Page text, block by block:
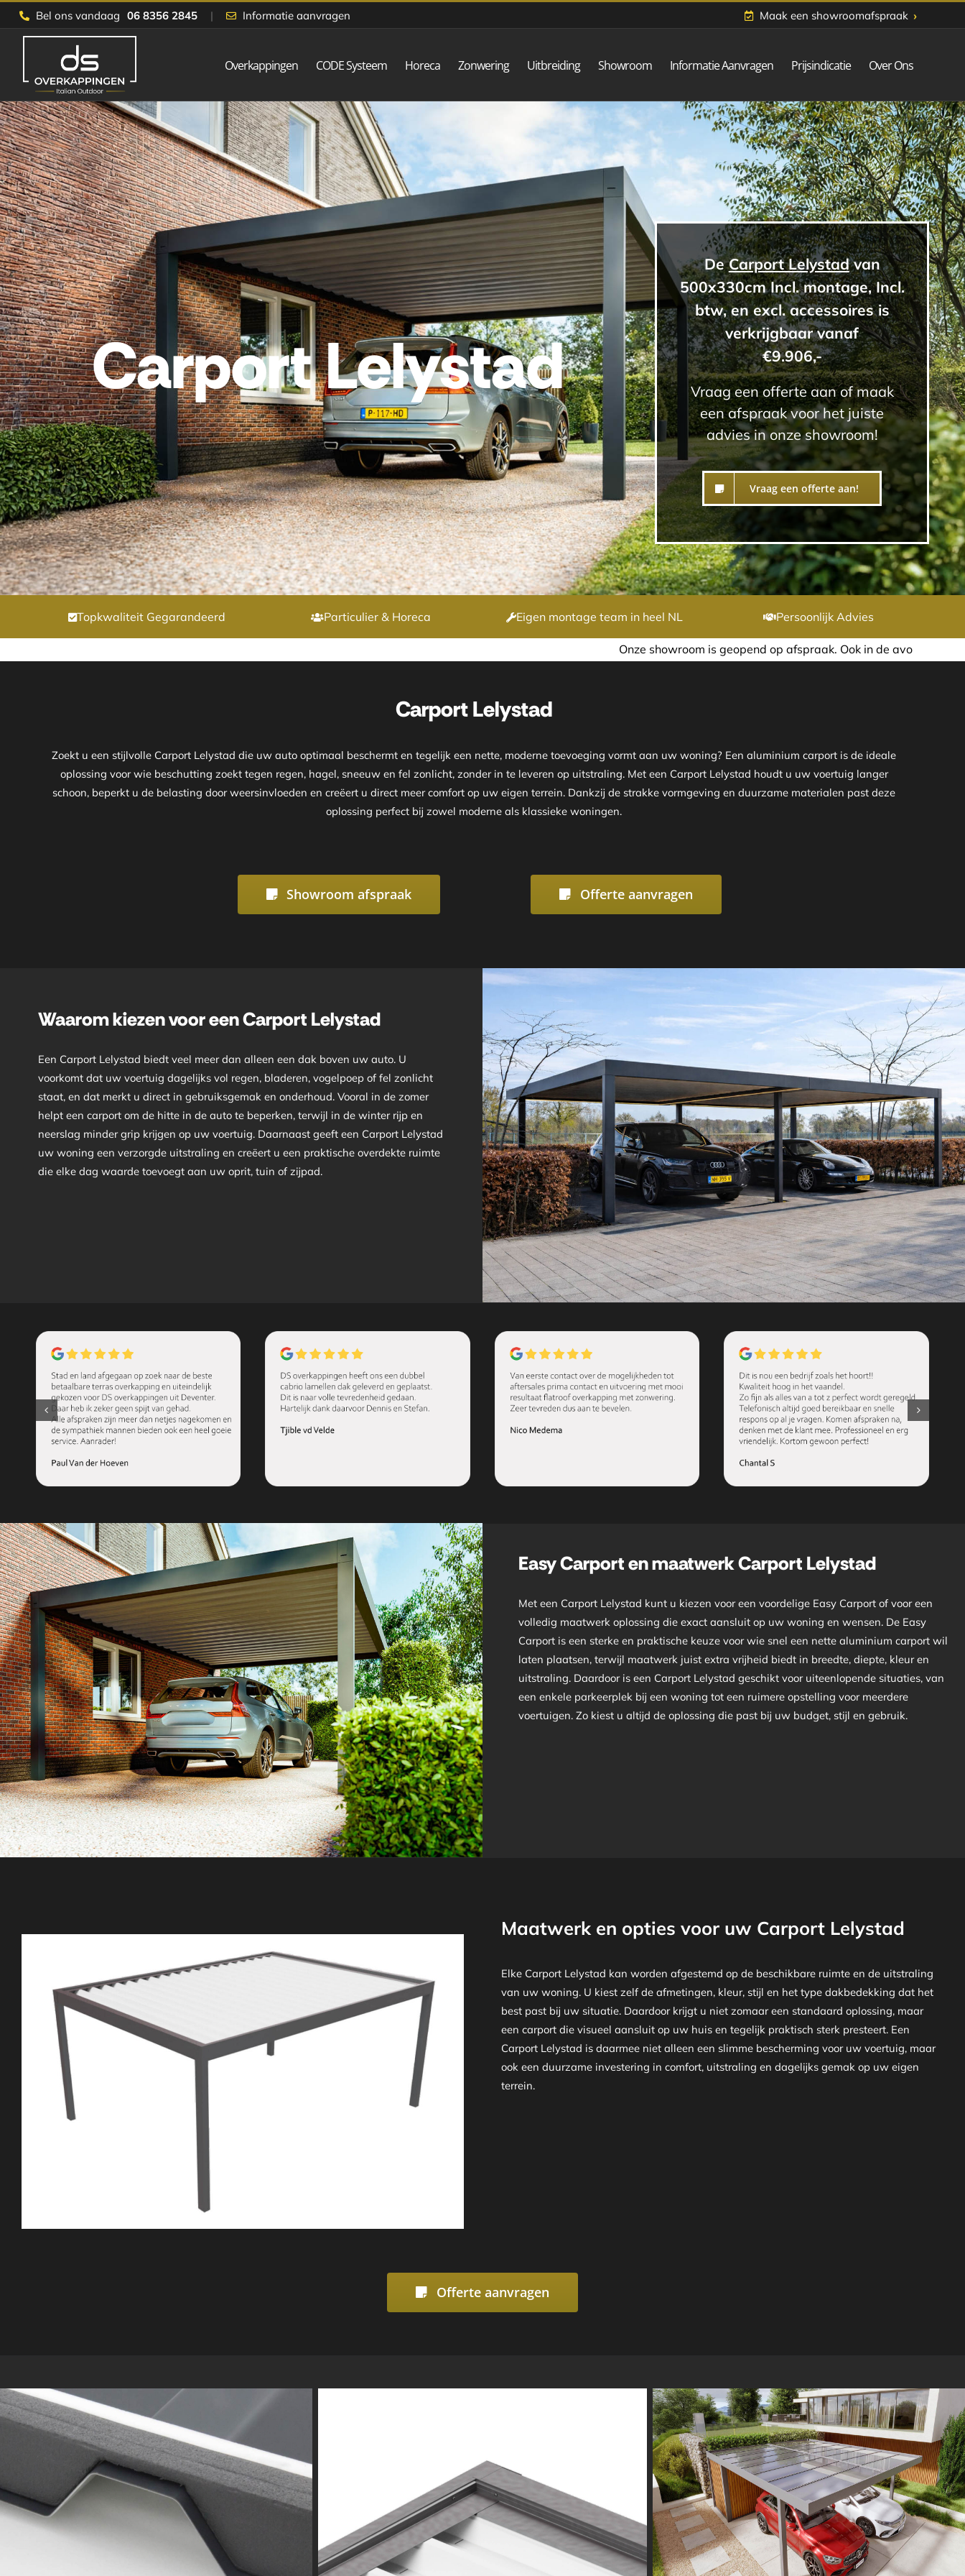
Skip
to
Bel ons vandaag 06 8356 2845 | Informatie aanvragen Maak een showroomafspraak ›
Overkappingen CODE Systeem Horeca Zonwering Uitbreiding Showroom Informatie Aanvragen Prijsindicatie Over Ons
Carport Lelystad
DeCarport Lelystadvan
500x330cm Incl. montage, Incl.
btw, en excl. accessoires is
verkrijgbaar vanaf
€9.906,-
Vraag een offerte aan of maak
een afspraak voor het juiste
advies in onze showroom!
Vraag een offerte aan!
Topkwaliteit Gegarandeerd Particulier & Horeca Eigen montage team in heel NL Persoonlijk Advies
Onze showroom is geopend op afspraak. Ook in de avond of in het weekend nemen wij
Carport Lelystad
Zoekt u een stijlvolle Carport Lelystad die uw auto optimaal beschermt en tegelijk een nette, moderne toevoeging vormt aan uw woning? Een aluminium carport is de ideale
oplossing voor wie beschutting zoekt tegen regen, hagel, sneeuw en fel zonlicht, zonder in te leveren op uitstraling. Met een Carport Lelystad houdt u uw voertuig langer
schoon, beperkt u de belasting door weersinvloeden en creëert u direct meer comfort op uw eigen terrein. Dankzij de strakke vormgeving en duurzame materialen past deze
oplossing perfect bij zowel moderne als klassieke woningen.
Showroom afspraak Offerte aanvragen
Waarom kiezen voor een Carport Lelystad
Een Carport Lelystad biedt veel meer dan alleen een dak boven uw auto. U
voorkomt dat uw voertuig dagelijks vol regen, bladeren, vogelpoep of fel zonlicht
staat, en dat merkt u direct in gebruiksgemak en onderhoud. Vooral in de zomer
helpt een carport om de hitte in de auto te beperken, terwijl in de winter rijp en
neerslag minder grip krijgen op uw voertuig. Daarnaast geeft een Carport Lelystad
uw woning een verzorgde uitstraling en creëert u een praktische overdekte ruimte
die elke dag waarde toevoegt aan uw oprit, tuin of zijpad.
Easy Carport en maatwerk Carport Lelystad
Met een Carport Lelystad kunt u kiezen voor een voordelige Easy Carport of voor een
volledig maatwerk oplossing die exact aansluit op uw woning en wensen. De Easy
Carport is een sterke en praktische keuze voor wie snel een nette aluminium carport wil
laten plaatsen, terwijl maatwerk juist extra vrijheid biedt in breedte, diepte, kleur en
uitstraling. Daardoor is een Carport Lelystad geschikt voor uiteenlopende situaties, van
een enkele parkeerplek bij een woning tot een ruimere opstelling voor meerdere
voertuigen. Zo kiest u altijd de oplossing die past bij uw budget, stijl en gebruik.
Maatwerk en opties voor uw Carport Lelystad
Elke Carport Lelystad kan worden afgestemd op de beschikbare ruimte en de uitstraling
van uw woning. U kiest zelf de afmetingen, kleur, stijl en het type dakbedekking dat het
best past bij uw situatie. Daardoor krijgt u niet zomaar een standaard oplossing, maar
een carport die visueel aansluit op uw huis en tegelijk praktisch sterk presteert. Een
Carport Lelystad is daarmee niet alleen een slimme bescherming voor uw voertuig, maar
ook een duurzame investering in comfort, uitstraling en dagelijks gemak op uw eigen
terrein.
Offerte aanvragen